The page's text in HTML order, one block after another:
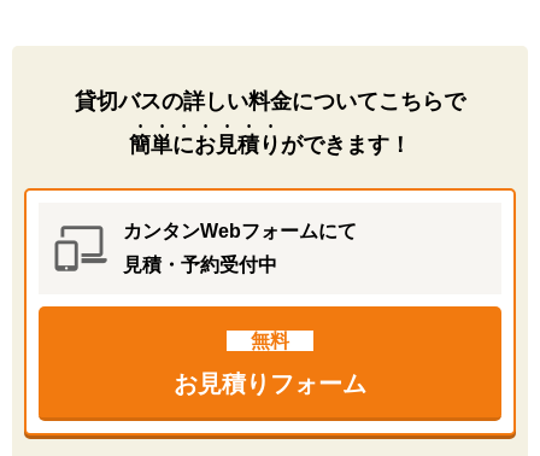
貸切バスの詳しい料金についてこちらで
簡単にお見積り ができます！
カンタンWebフォームにて
見積・予約受付中
無料
お見積りフォーム